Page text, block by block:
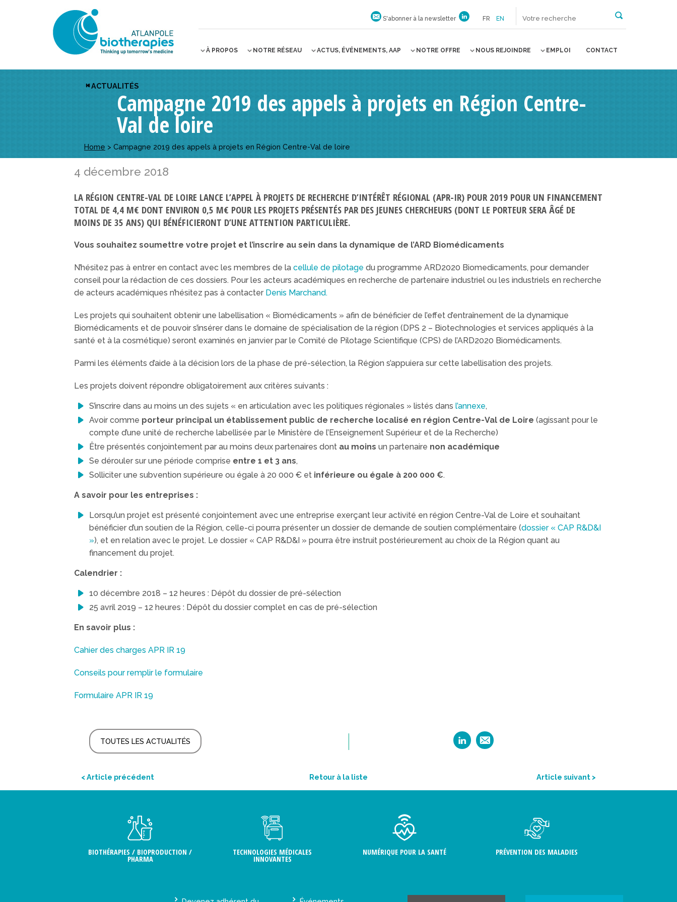
S'abonner à la newsletter FR EN
À PROPOS NOTRE RÉSEAU ACTUS, ÉVÉNEMENTS, AAP NOTRE OFFRE NOUS REJOINDRE EMPLOI CONTACT
ACTUALITÉS
Campagne 2019 des appels à projets en Région Centre-
Val de loire
Home > Campagne 2019 des appels à projets en Région Centre-Val de loire
4 décembre 2018
LA RÉGION CENTRE-VAL DE LOIRE LANCE L’APPEL À PROJETS DE RECHERCHE D’INTÉRÊT RÉGIONAL (APR-IR) POUR 2019 POUR UN FINANCEMENT
TOTAL DE 4,4 M€ DONT ENVIRON 0,5 M€ POUR LES PROJETS PRÉSENTÉS PAR DES JEUNES CHERCHEURS (DONT LE PORTEUR SERA ÂGÉ DE
MOINS DE 35 ANS) QUI BÉNÉFICIERONT D’UNE ATTENTION PARTICULIÈRE.
Vous souhaitez soumettre votre projet et l’inscrire au sein dans la dynamique de l’ARD Biomédicaments
N’hésitez pas à entrer en contact avec les membres de la cellule de pilotage du programme ARD2020 Biomedicaments, pour demander
conseil pour la rédaction de ces dossiers. Pour les acteurs académiques en recherche de partenaire industriel ou les industriels en recherche
de acteurs académiques n’hésitez pas à contacter Denis Marchand.
Les projets qui souhaitent obtenir une labellisation « Biomédicaments » afin de bénéficier de l’effet d’entraînement de la dynamique
Biomédicaments et de pouvoir s’insérer dans le domaine de spécialisation de la région (DPS 2 – Biotechnologies et services appliqués à la
santé et à la cosmétique) seront examinés en janvier par le Comité de Pilotage Scientifique (CPS) de l’ARD2020 Biomédicaments.
Parmi les éléments d’aide à la décision lors de la phase de pré-sélection, la Région s’appuiera sur cette labellisation des projets.
Les projets doivent répondre obligatoirement aux critères suivants :
S’inscrire dans au moins un des sujets « en articulation avec les politiques régionales » listés dans l’annexe,
Avoir comme porteur principal un établissement public de recherche localisé en région Centre-Val de Loire (agissant pour le
compte d’une unité de recherche labellisée par le Ministère de l’Enseignement Supérieur et de la Recherche)
Être présentés conjointement par au moins deux partenaires dont au moins un partenaire non académique
Se dérouler sur une période comprise entre 1 et 3 ans,
Solliciter une subvention supérieure ou égale à 20 000 € et inférieure ou égale à 200 000 €.
A savoir pour les entreprises :
Lorsqu’un projet est présenté conjointement avec une entreprise exerçant leur activité en région Centre-Val de Loire et souhaitant
bénéficier d’un soutien de la Région, celle-ci pourra présenter un dossier de demande de soutien complémentaire (dossier « CAP R&D&I
»), et en relation avec le projet. Le dossier « CAP R&D&I » pourra être instruit postérieurement au choix de la Région quant au
financement du projet.
Calendrier :
10 décembre 2018 – 12 heures : Dépôt du dossier de pré-sélection
25 avril 2019 – 12 heures : Dépôt du dossier complet en cas de pré-sélection
En savoir plus :
Cahier des charges APR IR 19
Conseils pour remplir le formulaire
Formulaire APR IR 19
TOUTES LES ACTUALITÉS
< Article précédent Retour à la liste Article suivant >
BIOTHÉRAPIES / BIOPRODUCTION /
PHARMA
TECHNOLOGIES MÉDICALES
INNOVANTES
NUMÉRIQUE POUR LA SANTÉ PRÉVENTION DES MALADIES